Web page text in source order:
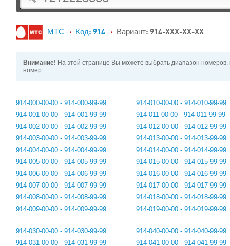
МТС Код: 914 Вариант: 914-XXX-XX-XX
Внимание! На этой странице Вы можете выбрать диапазон
номер.
914-000-00-00 - 914-000-99-99
914-001-00-00 - 914-001-99-99
914-002-00-00 - 914-002-99-99
914-003-00-00 - 914-003-99-99
914-004-00-00 - 914-004-99-99
914-005-00-00 - 914-005-99-99
914-006-00-00 - 914-006-99-99
914-007-00-00 - 914-007-99-99
914-008-00-00 - 914-008-99-99
914-009-00-00 - 914-009-99-99
914-010-00-00 - 914-010-99-99
914-011-00-00 - 914-011-99-99
914-012-00-00 - 914-012-99-99
914-013-00-00 - 914-013-99-99
914-014-00-00 - 914-014-99-99
914-015-00-00 - 914-015-99-99
914-016-00-00 - 914-016-99-99
914-017-00-00 - 914-017-99-99
914-018-00-00 - 914-018-99-99
914-019-00-00 - 914-019-99-99
914-030-00-00 - 914-030-99-99
914-031-00-00 - 914-031-99-99
914-040-00-00 - 914-040-99-99
914-041-00-00 - 914-041-99-99